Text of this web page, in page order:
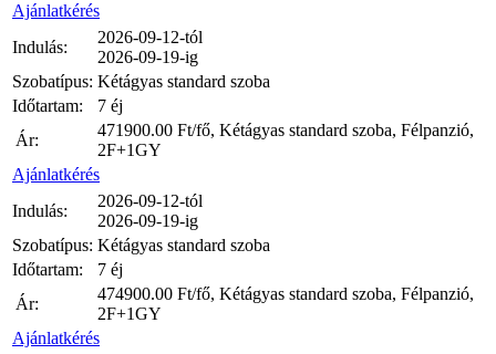
Ajánlatkérés
Indulás:
2026-09-12-tól
2026-09-19-ig
Szobatípus: Kétágyas standard szoba
Időtartam:
7 éj
Ár:
471900.00 Ft/fő, Kétágyas standard szoba, Félpanzió,
2F+1GY
Ajánlatkérés
Indulás:
2026-09-12-tól
2026-09-19-ig
Szobatípus: Kétágyas standard szoba
Időtartam:
7 éj
Ár:
474900.00 Ft/fő, Kétágyas standard szoba, Félpanzió,
2F+1GY
Ajánlatkérés